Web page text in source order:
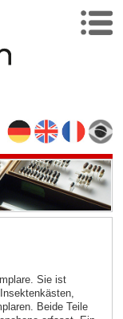
Sie ist
Beide Teile